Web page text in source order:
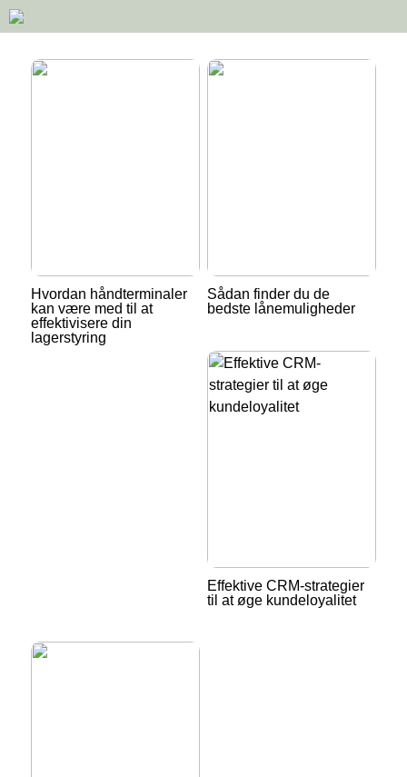
Hvordan håndterminaler
kan være med til at
effektivisere din
lagerstyring
Sådan finder du de
bedste lånemuligheder
Effektive CRM-strategier
til at øge kundeloyalitet